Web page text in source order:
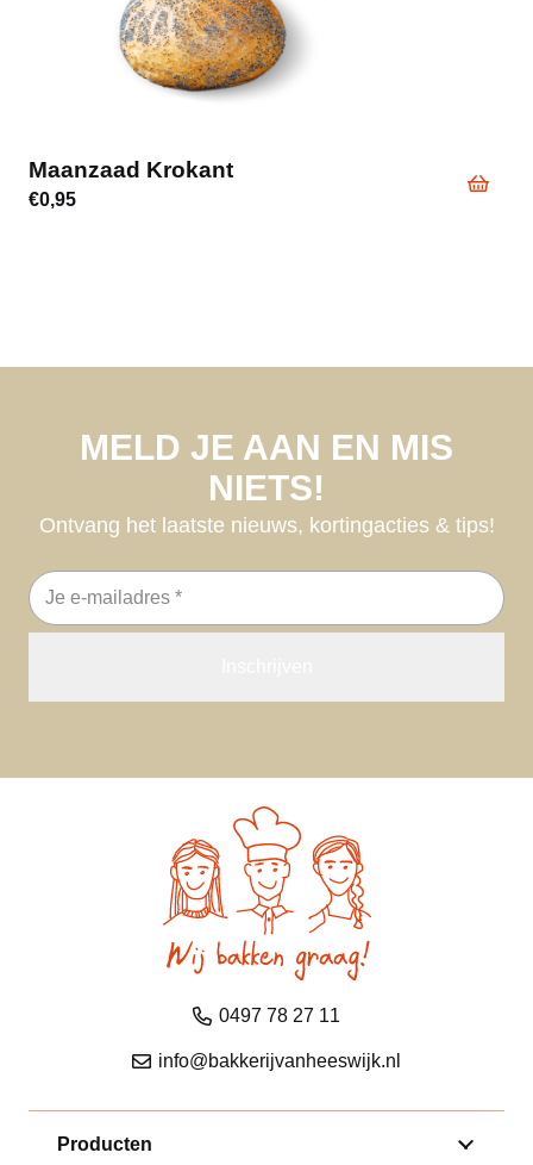
Maanzaad Krokant
€0,95
MELD JE AAN EN MIS
NIETS!
Ontvang het laatste nieuws, kortingacties & tips!
E-
mailadres
0497 78 27 11
info@bakkerijvanheeswijk.nl
Producten